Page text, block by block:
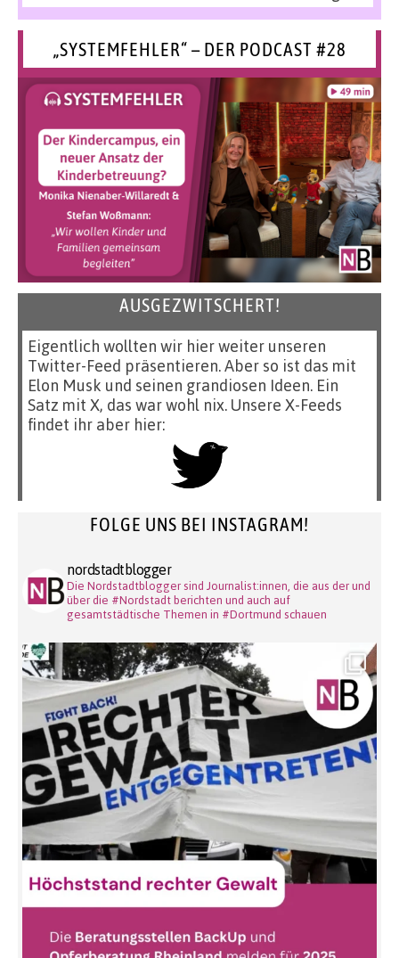
„SYSTEMFEHLER“ – DER PODCAST #28
AUSGEZWITSCHERT!
Eigentlich wollten wir hier weiter unseren
Twitter-Feed präsentieren. Aber so ist das mit
Elon Musk und seinen grandiosen Ideen. Ein
Satz mit X, das war wohl nix. Unsere X-Feeds
findet ihr aber hier:
FOLGE UNS BEI INSTAGRAM!
nordstadtblogger
Die Nordstadtblogger sind Journalist:innen, die aus der und
über die #Nordstadt berichten und auch auf
gesamtstädtische Themen in #Dortmund schauen